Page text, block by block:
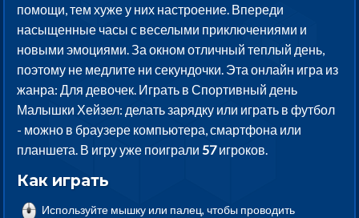
помощи, тем хуже у них настроение. Впереди
насыщенные часы с веселыми приключениями и
новыми эмоциями. За окном отличный теплый день,
поэтому не медлите ни секундочки. Эта онлайн игра из
жанра: Для девочек. Играть в Спортивный день
Малышки Хейзел: делать зарядку или играть в футбол
- можно в браузере компьютера, смартфона или
планшета. В игру уже поиграли57игроков.
Как играть
Используйте мышку или палец, чтобы проводить